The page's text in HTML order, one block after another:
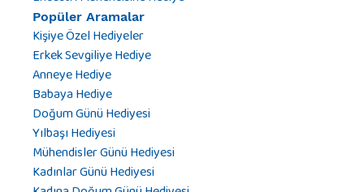
Popüler Aramalar
Kişiye Özel Hediyeler
Erkek Sevgiliye Hediye
Anneye Hediye
Babaya Hediye
Doğum Günü Hediyesi
Yılbaşı Hediyesi
Mühendisler Günü Hediyesi
Kadınlar Günü Hediyesi